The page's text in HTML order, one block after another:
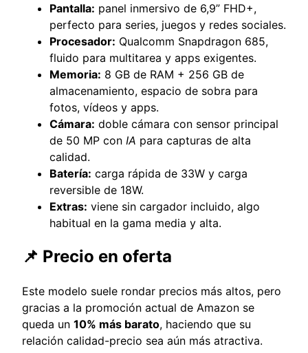
Pantalla: panel inmersivo de 6,9” FHD+,
perfecto para series, juegos y redes sociales.
Procesador: Qualcomm Snapdragon 685,
fluido para multitarea y apps exigentes.
Memoria: 8 GB de RAM + 256 GB de
almacenamiento, espacio de sobra para
fotos, vídeos y apps.
Cámara: doble cámara con sensor principal
de 50 MP con IA para capturas de alta
calidad.
Batería: carga rápida de 33W y carga
reversible de 18W.
Extras: viene sin cargador incluido, algo
habitual en la gama media y alta.
📌 Precio en oferta
Este modelo suele rondar precios más altos, pero
gracias a la promoción actual de Amazon se
queda un 10% más barato, haciendo que su
relación calidad-precio sea aún más atractiva.